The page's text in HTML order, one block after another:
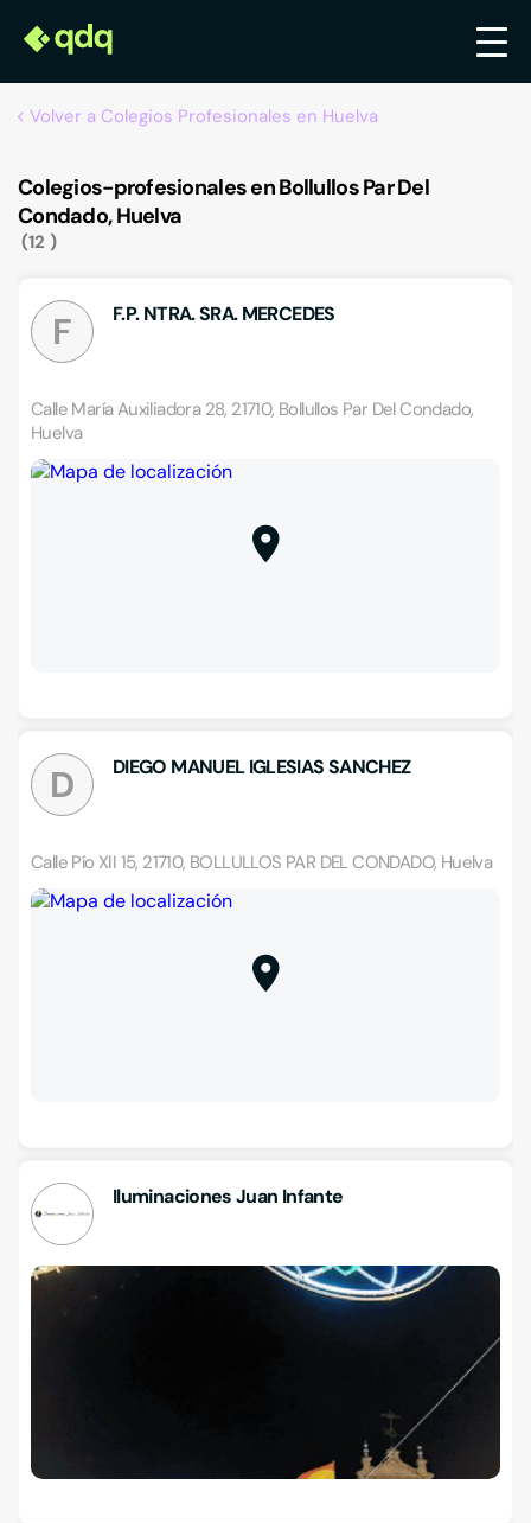
Volver a Colegios Profesionales en Huelva
Colegios-profesionales en Bollullos Par Del
Condado, Huelva
12
F F.P. NTRA. SRA. MERCEDES
Calle María Auxiliadora 28, 21710, Bollullos Par Del Condado,
Huelva
D DIEGO MANUEL IGLESIAS SANCHEZ
Calle Pío XII 15, 21710, BOLLULLOS PAR DEL CONDADO, Huelva
Iluminaciones Juan Infante